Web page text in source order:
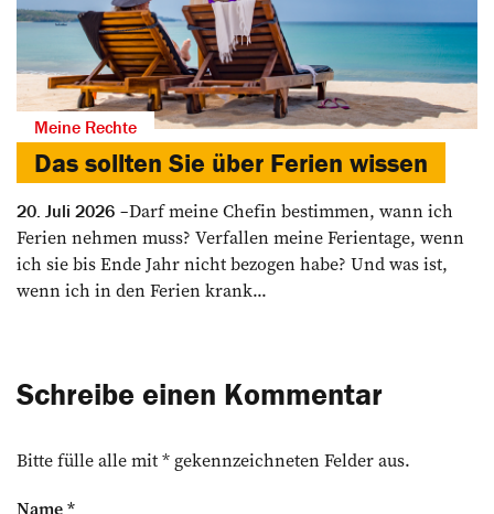
Meine Rechte
Das sollten Sie über Ferien wissen
20. Juli 2026
Darf meine Chefin bestimmen, wann ich
Ferien nehmen muss? Verfallen meine Ferientage, wenn
ich sie bis Ende Jahr nicht bezogen habe? Und was ist,
wenn ich in den Ferien krank...
Schreibe einen Kommentar
Bitte fülle alle mit * gekennzeichneten Felder aus.
Name*